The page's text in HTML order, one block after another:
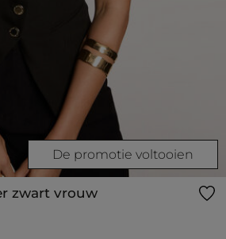
De promotie voltooien
zwart vrouw